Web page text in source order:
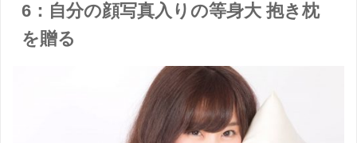
6：自分の顔写真入りの等身大 抱き枕
を贈る